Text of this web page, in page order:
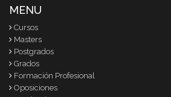
MENU
Cursos
Masters
Postgrados
Grados
Formación Profesional
Oposiciones